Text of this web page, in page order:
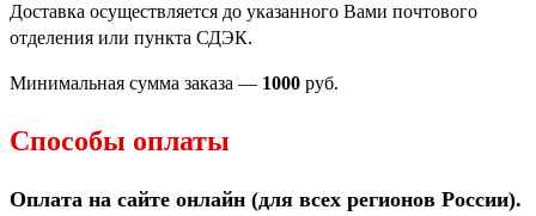
Доставка осуществляется до указанного Вами почтового
отделения или пункта СДЭК.
Минимальная сумма заказа — 1000 руб.
Способы оплаты
Оплата на сайте онлайн (для всех регионов России).